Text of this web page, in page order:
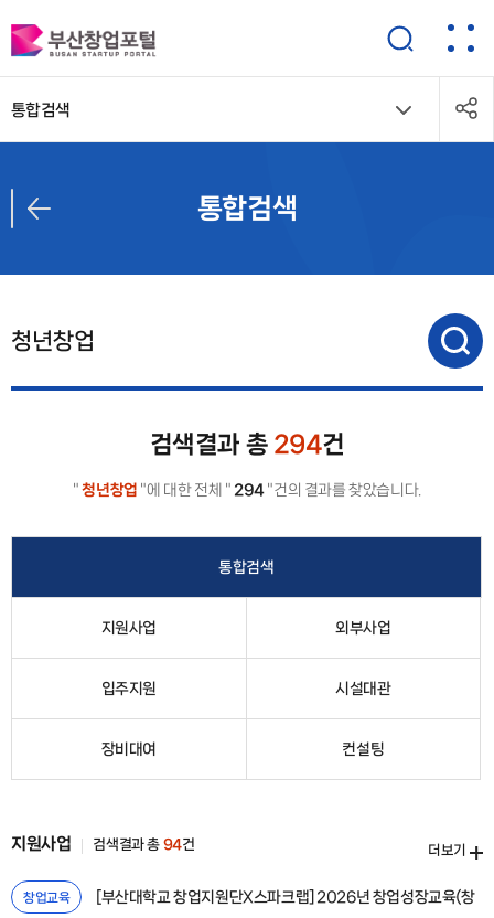
통합검색
통합검색
검색결과 총 294건
"청년창업 "에 대한 전체 " 294"건의 결과를 찾았습니다.
통합검색
지원사업 외부사업
입주지원 시설대관
장비대여 컨설팅
지원사업 검색결과 총 94건 더보기
창업교육
[부산대학교 창업지원단X스파크랩] 2026년 창업성장교육(창